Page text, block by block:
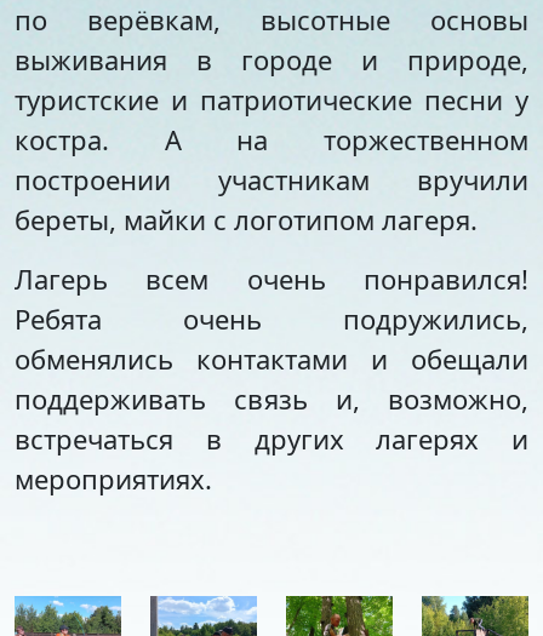
по верёвкам, высотные основы
выживания в городе и природе,
туристские и патриотические песни у
костра. А на торжественном
построении участникам вручили
береты, майки с логотипом лагеря.
Лагерь всем очень понравился!
Ребята очень подружились,
обменялись контактами и обещали
поддерживать связь и, возможно,
встречаться в других лагерях и
мероприятиях.